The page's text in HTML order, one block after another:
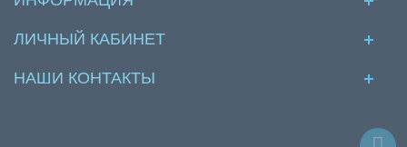
ЛИЧНЫЙ КАБИНЕТ
НАШИ КОНТАКТЫ